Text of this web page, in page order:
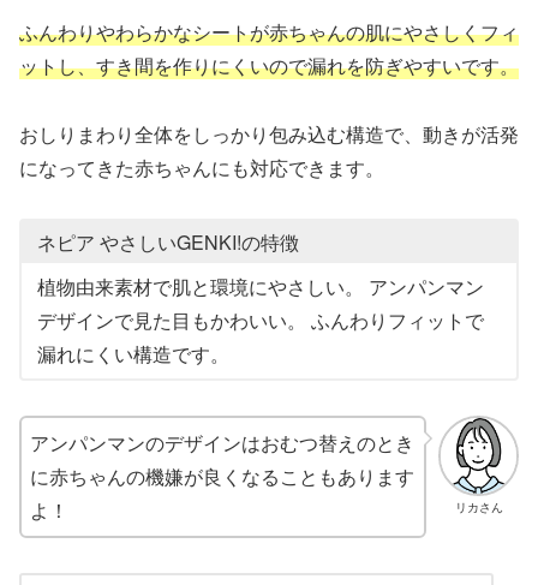
ふんわりやわらかなシートが赤ちゃんの肌にやさしくフィ
ットし、すき間を作りにくいので漏れを防ぎやすいです。
おしりまわり全体をしっかり包み込む構造で、動きが活発
になってきた赤ちゃんにも対応できます。
ネピア やさしいGENKI!の特徴
植物由来素材で肌と環境にやさしい。 アンパンマン
デザインで見た目もかわいい。 ふんわりフィットで
漏れにくい構造です。
リカさん
アンパンマンのデザインはおむつ替えのとき
に赤ちゃんの機嫌が良くなることもあります
よ！